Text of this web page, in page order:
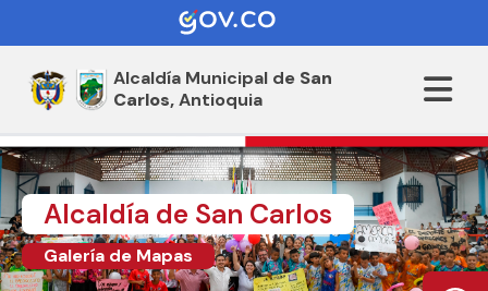
Alcaldía Municipal de San
Carlos,Antioquia
Alcaldía de San Carlos
Galería de Mapas